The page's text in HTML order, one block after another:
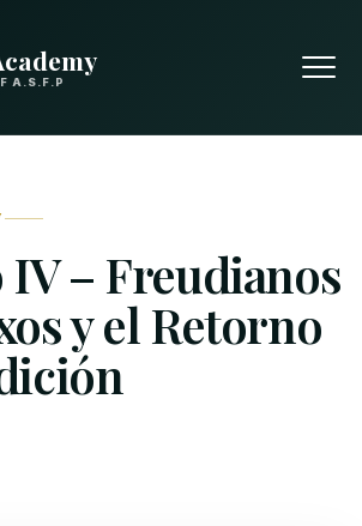
A.S.F.P
– Freudianos
y el Retorno